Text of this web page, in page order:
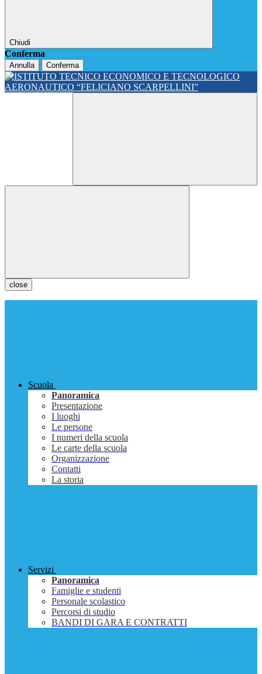
Chiudi
Conferma
Annulla Conferma
close
Scuola
Panoramica
Presentazione
I luoghi
Le persone
I numeri della scuola
Le carte della scuola
Organizzazione
Contatti
La storia
Servizi
Panoramica
Famiglie e studenti
Personale scolastico
Percorsi di studio
BANDI DI GARA E CONTRATTI